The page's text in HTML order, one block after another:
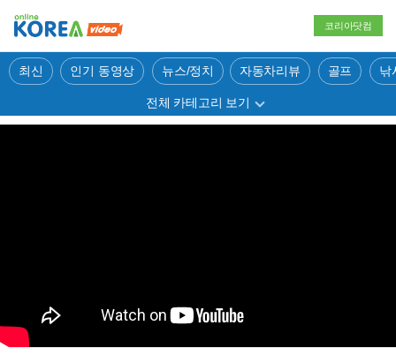
코리아닷컴
최신 인기 동영상 뉴스/정치 자동차리뷰 골프 낚
전체 카테고리 보기